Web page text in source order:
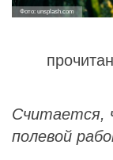
Фото: unsplash.com
Считается,
полевой